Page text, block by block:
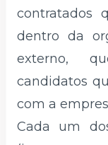
contratados
dentro da
externo,
candidatos
com a
Cada um